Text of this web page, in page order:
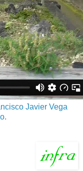
Javier Vega
.